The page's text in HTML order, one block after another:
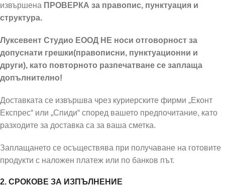
извършена ПРОВЕРКА за правопис, пунктуация и
структура.
Луксевент Студио ЕООД НЕ носи отговорност за
допуснати грешки(правописни, пунктуационни и
други), като повторното разпечатване се заплаща
допълнително!
Доставката се извършва чрез куриерските фирми „Еконт
Експрес“ или „Спиди“ според вашето предпочитание, като
разходите за доставка са за ваша сметка.
Заплащането се осъществява при получаване на готовите
продукти с наложен платеж или по банков път.
2. СРОКОВЕ ЗА ИЗПЪЛНЕНИЕ